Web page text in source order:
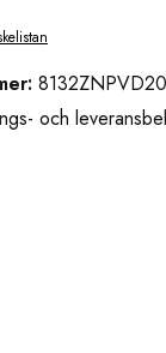
8132ZNPVD20
och